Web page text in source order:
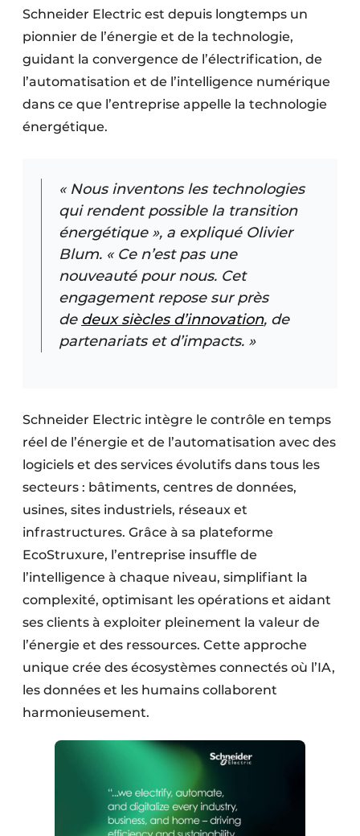
Schneider Electric est depuis longtemps un
pionnier de l’énergie et de la technologie,
guidant la convergence de l’électrification, de
l’automatisation et de l’intelligence numérique
dans ce que l’entreprise appelle la technologie
énergétique.
« Nous inventons les technologies
qui rendent possible la transition
énergétique », a expliqué Olivier
Blum. « Ce n’est pas une
nouveauté pour nous. Cet
engagement repose sur près
de deux siècles d’innovation, de
partenariats et d’impacts. »
Schneider Electric intègre le contrôle en temps
réel de l’énergie et de l’automatisation avec des
logiciels et des services évolutifs dans tous les
secteurs : bâtiments, centres de données,
usines, sites industriels, réseaux et
infrastructures. Grâce à sa plateforme
EcoStruxure, l’entreprise insuffle de
l’intelligence à chaque niveau, simplifiant la
complexité, optimisant les opérations et aidant
ses clients à exploiter pleinement la valeur de
l’énergie et des ressources. Cette approche
unique crée des écosystèmes connectés où l’IA,
les données et les humains collaborent
harmonieusement.